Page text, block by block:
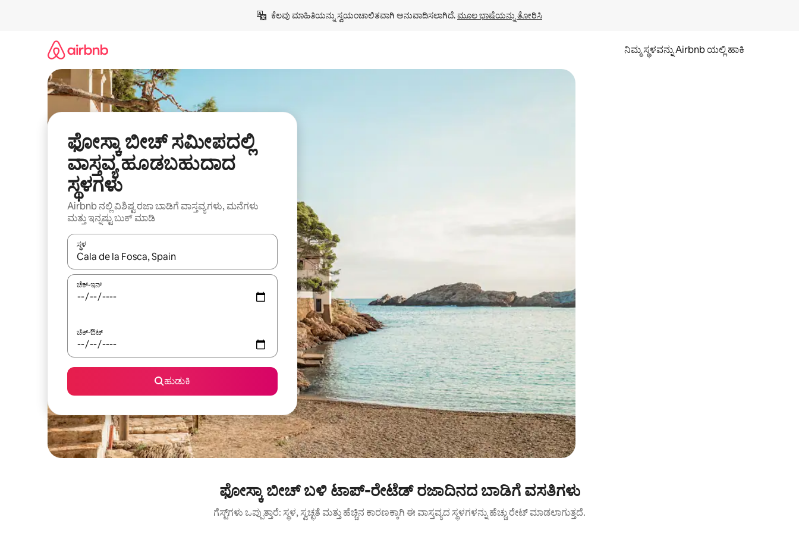
ಕೆಲವು ಮಾಹಿತಿಯನ್ನು ಸ್ವಯಂಚಾಲಿತವಾಗಿ ಅನುವಾದಿಸಲಾಗಿದೆ. ಮೂಲ ಭಾಷೆಯನ್ನು ತೋರಿಸಿ
ನಿಮ್ಮ ಸ್ಥಳವನ್ನು Airbnb ಯಲ್ಲಿ ಹಾಕಿ
ಫೋಸ್ಕಾ ಬೀಚ್ ಸಮೀಪದಲ್ಲಿ
ವಾಸ್ತವ್ಯ ಹೂಡಬಹುದಾದ
ಸ್ಥಳಗಳು
Airbnb ನಲ್ಲಿ ವಿಶಿಷ್ಟ ರಜಾ ಬಾಡಿಗೆ ವಾಸ್ತವ್ಯಗಳು, ಮನೆಗಳು
ಮತ್ತು ಇನ್ನಷ್ಟು ಬುಕ್ ಮಾಡಿ
ಸ್ಥಳ
ಫಲಿತಾಂಶಗಳು ಲಭ್ಯವಿರುವಾಗ, ಅಪ್ ಮತ್ತು ಡೌನ್ ಬಾಣದ ಕೀಲಿಗಳೊಂದಿಗೆ ನ್ಯಾವಿಗೇಟ್ ಮಾಡಿ ಅಥವಾ ಸ್ಪರ್ಶ ಅಥವಾ ಸ್ವೈಪ್ ಗೆಸ್ಚರ್‌ಗಳ ಮೂಲಕ ಅನ್ವೇಷಿಸಿ.
ಚೆಕ್-ಇನ್
ಚೆಕ್-ಔಟ್
ಹುಡುಕಿ
ಫೋಸ್ಕಾ ಬೀಚ್ ಬಳಿ ಟಾಪ್-ರೇಟೆಡ್ ರಜಾದಿನದ ಬಾಡಿಗೆ ವಸತಿಗಳು
ಗೆಸ್ಟ್‌ಗಳು ಒಪ್ಪುತ್ತಾರೆ: ಸ್ಥಳ, ಸ್ವಚ್ಛತೆ ಮತ್ತು ಹೆಚ್ಚಿನ ಕಾರಣಕ್ಕಾಗಿ ಈ ವಾಸ್ತವ್ಯದ ಸ್ಥಳಗಳನ್ನು ಹೆಚ್ಚು ರೇಟ್ ಮಾಡಲಾಗುತ್ತದೆ.